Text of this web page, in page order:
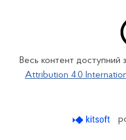
Весь контент доступний
Attribution 4.0